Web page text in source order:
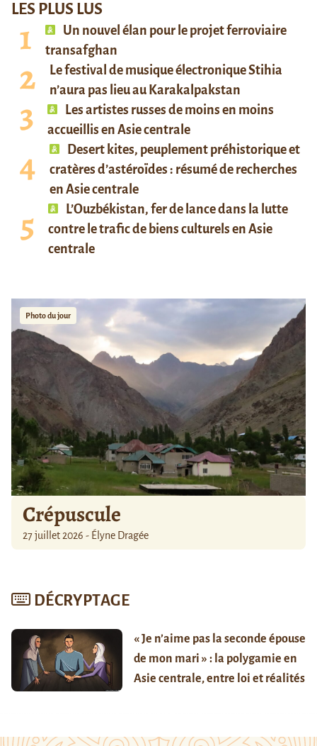
LES PLUS LUS
Un nouvel élan pour le projet ferroviaire
transafghan
Le festival de musique électronique Stihia
n’aura pas lieu au Karakalpakstan
Les artistes russes de moins en moins
accueillis en Asie centrale
Desert kites, peuplement préhistorique et
cratères d’astéroïdes : résumé de recherches
en Asie centrale
L’Ouzbékistan, fer de lance dans la lutte
contre le trafic de biens culturels en Asie
centrale
Photo du jour
Crépuscule
27 juillet 2026 - Élyne Dragée
DÉCRYPTAGE
« Je n’aime pas la seconde épouse
de mon mari » : la polygamie en
Asie centrale, entre loi et réalités